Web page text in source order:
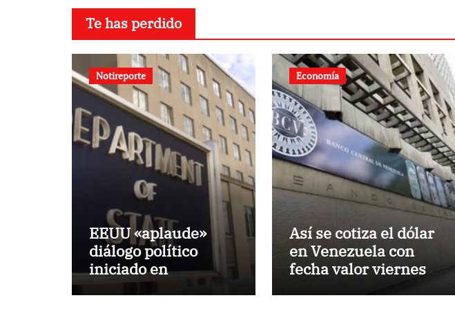
Te has perdido
Notireporte
EEUU «aplaude»
diálogo político
iniciado en
Venezuela
Economía
Así se cotiza el dólar
en Venezuela con
fecha valor viernes 7